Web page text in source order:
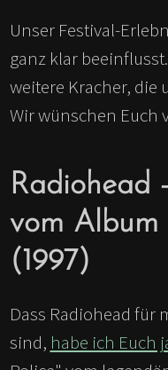
Unser Festival-
ganz klar
weitere Kracher, die
Wir wünschen Euch
Radiohead
vom
(1997)
Dass Radiohead für
sind, habe ich Euch